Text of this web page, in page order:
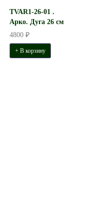
TVAR1-26-01 .
Арко. Дуга 26 см
4800 ₽
+ В корзину